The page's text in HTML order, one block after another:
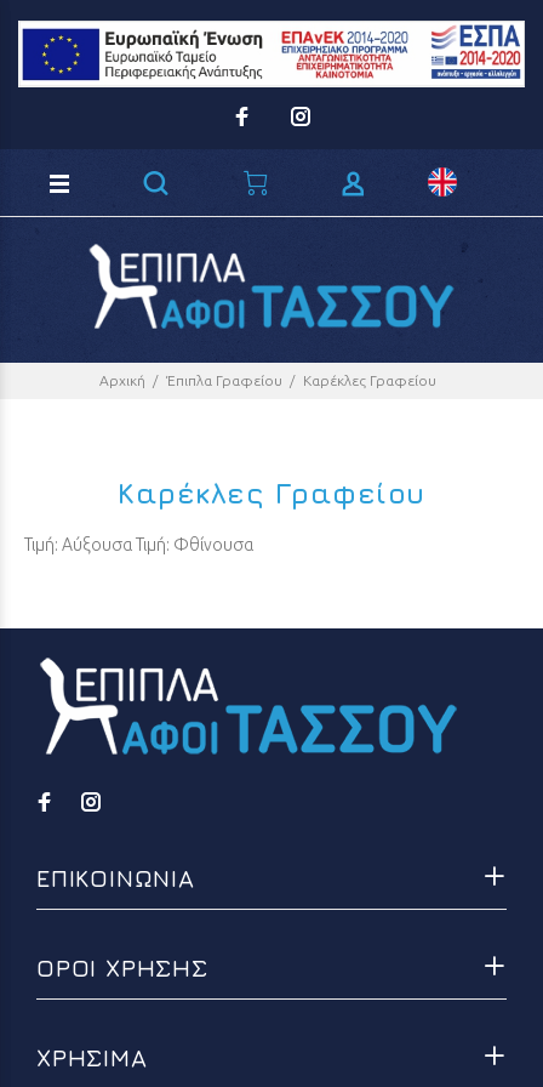
Αρχική Έπιπλα Γραφείου Καρέκλες Γραφείου
Καρέκλες Γραφείου
Τιμή: Αύξουσα Τιμή: Φθίνουσα
ΕΠΙΚΟΙΝΩΝΙΑ
ΟΡΟΙ ΧΡΗΣΗΣ
ΧΡΗΣΙΜΑ